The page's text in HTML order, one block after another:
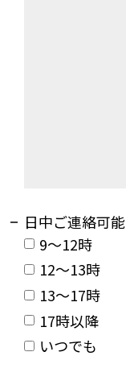
日中ご連絡可
9～12時
12～13時
13～17時
17時以降
いつでも